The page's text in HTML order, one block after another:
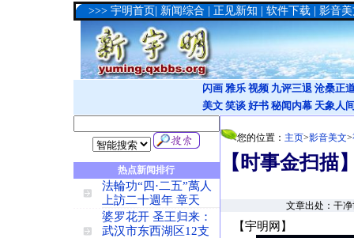
>>> 宇明首页 新闻综合 正见新知 软件下载| 影音美
闪画 雅乐 视频 九评三退 沧桑正
美文 笑谈 好书 秘闻内幕 天象人
热点新闻排行
法輪功“四·二五”萬人
上訪二十週年 章天
婆罗花开 圣王归来：
武汉市东西湖区12支
您的位置： 主页>影音美文>
【时事金扫描
文章出处：干
【宇明网】